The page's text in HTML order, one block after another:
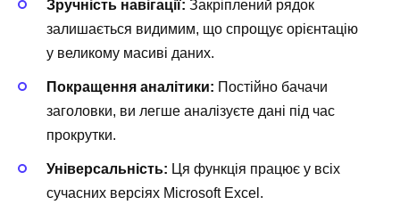
Зручність навігації: Закріплений рядок
залишається видимим, що спрощує орієнтацію
у великому масиві даних.
Покращення аналітики: Постійно бачачи
заголовки, ви легше аналізуєте дані під час
прокрутки.
Універсальність: Ця функція працює у всіх
сучасних версіях Microsoft Excel.